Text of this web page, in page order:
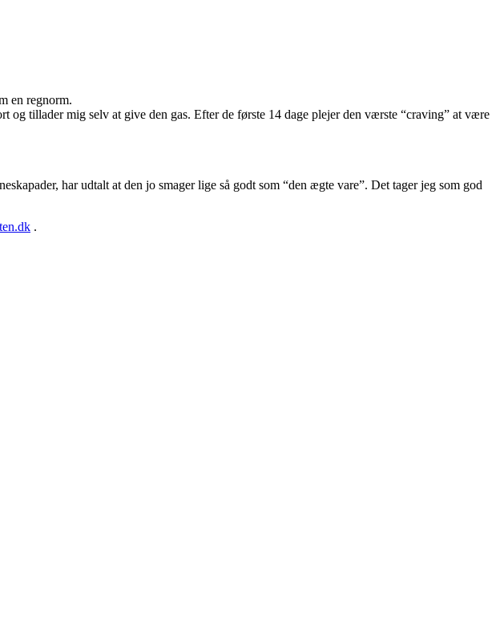
en regnorm.
tillader mig selv at give den gas. Efter de første 14 dage plejer den værste “craving” at være
har udtalt at den jo smager lige så godt som “den ægte vare”. Det tager jeg som god
.